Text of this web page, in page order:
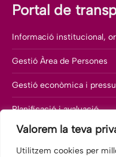
Valorem la teva
Utilitzem cookies per
Portal de
Informació institucional,
Gestió Àrea de Persones
Gestió econòmica i
Planificació i avaluació